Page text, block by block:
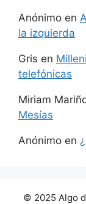
Anónimo en
la izquierda
Gris en
telefónicas
Miriam
Mesías
Anónimo en
© 2025 Algo